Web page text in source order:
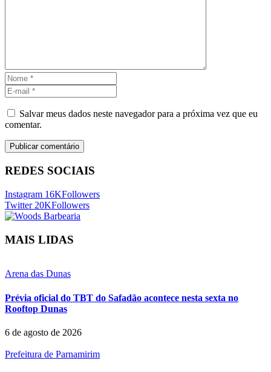
Salvar meus dados neste navegador para a próxima vez que eu
comentar.
REDES SOCIAIS
Instagram 16KFollowers
Twitter 20KFollowers
MAIS LIDAS
Arena das Dunas
Prévia oficial do TBT do Safadão acontece nesta sexta no
Rooftop Dunas
6 de agosto de 2026
Prefeitura de Parnamirim